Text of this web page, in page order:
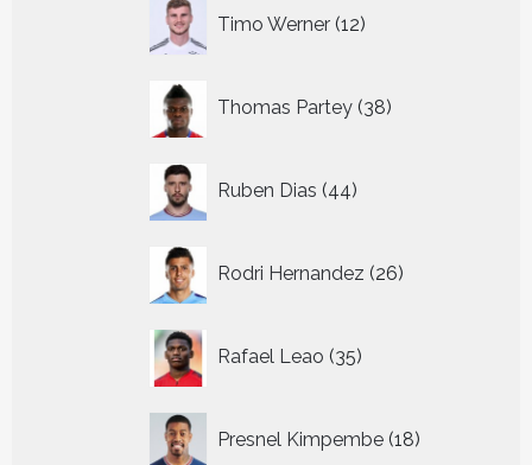
Timo Werner 12
producten
Thomas Partey 38
producten
Ruben Dias 44
producten
Rodri Hernandez 26
producten
Rafael Leao 35
producten
Presnel Kimpembe 18
producten